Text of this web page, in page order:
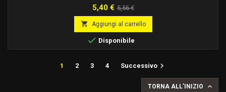
Prezzo
5,40 € Prezzo
base
5,56 €
 Aggiungi al carrello
 Disponibile
1 2 3 4 Successivo
TORNA ALL'INIZIO 